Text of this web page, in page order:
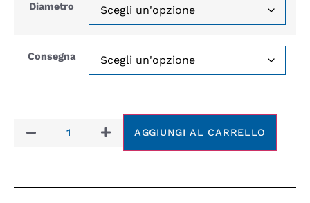
Diametro
Consegna
AGGIUNGI AL CARRELLO